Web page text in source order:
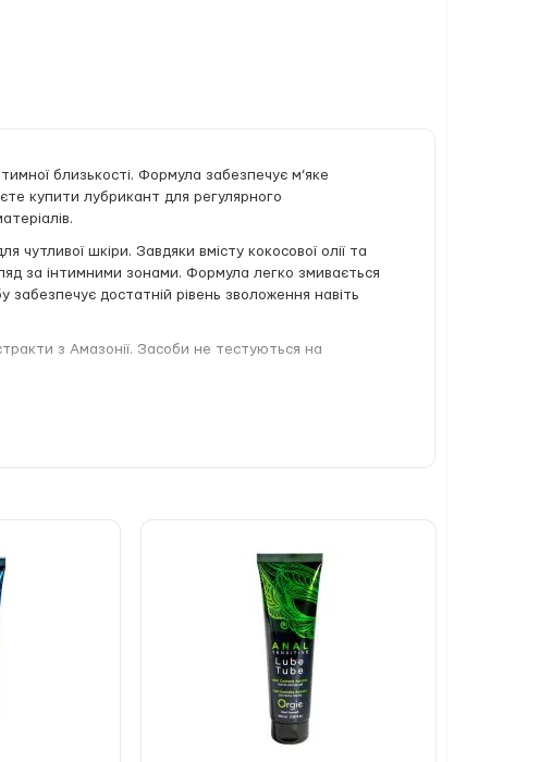
близькості. Формула забезпечує м’яке
купити лубрикант для регулярного
шкіри. Завдяки вмісту кокосової олії та
за інтимними зонами. Формула легко змивається
забезпечує достатній рівень зволоження навіть
з Амазонії. Засоби не тестуються на
з різними інтимними аксесуарами.